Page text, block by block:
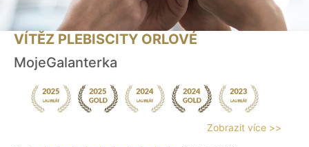
VÍTĚZ PLEBISCITY ORLOVÉ
MojeGalanterka
Zobrazit více >>